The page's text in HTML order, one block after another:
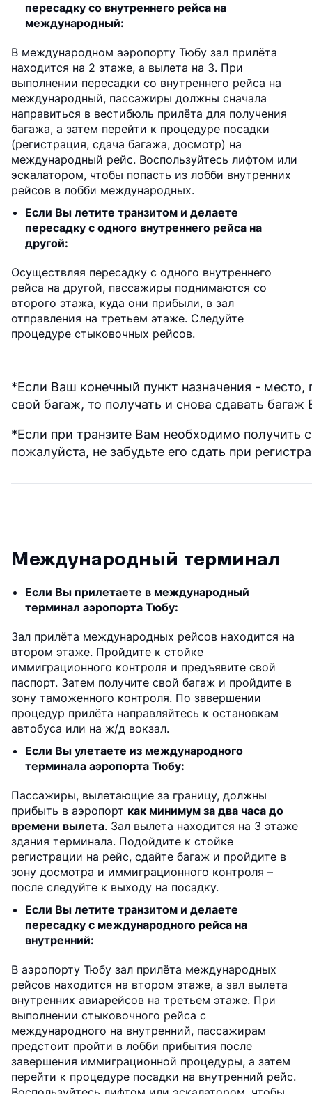
пересадку со внутреннего рейса на
международный:
В международном аэропорту Тюбу зал прилёта
находится на 2 этаже, а вылета на 3. При
выполнении пересадки со внутреннего рейса на
международный, пассажиры должны сначала
направиться в вестибюль прилёта для получения
багажа, а затем перейти к процедуре посадки
(регистрация, сдача багажа, досмотр) на
международный рейс. Воспользуйтесь лифтом или
эскалатором, чтобы попасть из лобби внутренних
рейсов в лобби международных.
Если Вы летите транзитом и делаете
пересадку с одного внутреннего рейса на
другой:
Осуществляя пересадку с одного внутреннего
рейса на другой, пассажиры поднимаются со
второго этажа, куда они прибыли, в зал
отправления на третьем этаже. Следуйте
процедуре стыковочных рейсов.
*Если Ваш конечный пункт назначения - место,
свой багаж, то получать и снова сдавать
*Если при транзите Вам необходимо получить
пожалуйста, не забудьте его сдать при
Международный терминал
Если Вы прилетаете в международный
терминал аэропорта Тюбу:
Зал прилёта международных рейсов находится на
втором этаже. Пройдите к стойке
иммиграционного контроля и предъявите свой
паспорт. Затем получите свой багаж и пройдите в
зону таможенного контроля. По завершении
процедур прилёта направляйтесь к остановкам
автобуса или на ж/д вокзал.
Если Вы улетаете из международного
терминала аэропорта Тюбу:
Пассажиры, вылетающие за границу, должны
прибыть в аэропорт как минимум за два часа до
времени вылета. Зал вылета находится на 3 этаже
здания терминала. Подойдите к стойке
регистрации на рейс, сдайте багаж и пройдите в
зону досмотра и иммиграционного контроля –
после следуйте к выходу на посадку.
Если Вы летите транзитом и делаете
пересадку с международного рейса на
внутренний:
В аэропорту Тюбу зал прилёта международных
рейсов находится на втором этаже, а зал вылета
внутренних авиарейсов на третьем этаже. При
выполнении стыковочного рейса с
международного на внутренний, пассажирам
предстоит пройти в лобби прибытия после
завершения иммиграционной процедуры, а затем
перейти к процедуре посадки на внутренний рейс.